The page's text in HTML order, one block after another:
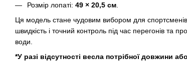
Розмір лопаті: 49 × 20,5 см
Ця модель стане чудовим вибором для
швидкість і точний контроль під час перегонів та
води.
*У разі відсутності весла потрібної довжини